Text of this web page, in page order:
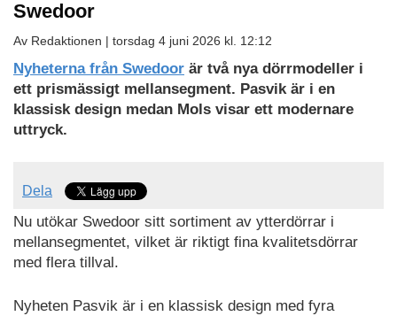
Swedoor
Av Redaktionen | torsdag 4 juni 2026 kl. 12:12
Nyheterna från Swedoor är två nya dörrmodeller i
ett prismässigt mellansegment. Pasvik är i en
klassisk design medan Mols visar ett modernare
uttryck.
Dela
Nu utökar Swedoor sitt sortiment av ytterdörrar i
mellansegmentet, vilket är riktigt fina kvalitetsdörrar
med flera tillval.
Nyheten Pasvik är i en klassisk design med fyra